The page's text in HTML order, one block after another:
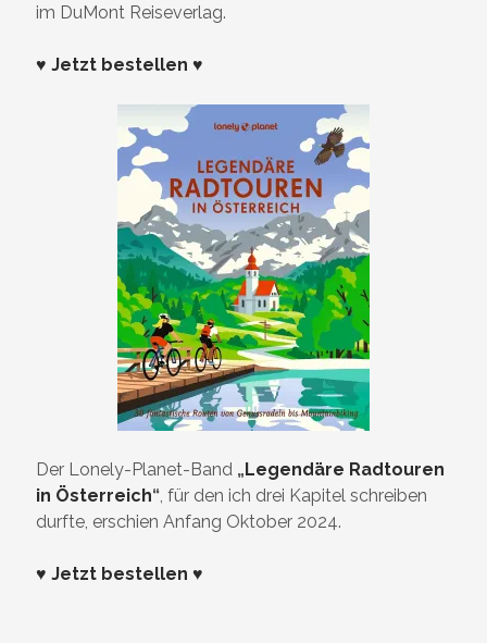
im DuMont Reiseverlag.
♥ Jetzt bestellen ♥
Der Lonely-Planet-Band „Legendäre Radtouren
in Österreich“, für den ich drei Kapitel schreiben
durfte, erschien Anfang Oktober 2024.
♥ Jetzt bestellen ♥